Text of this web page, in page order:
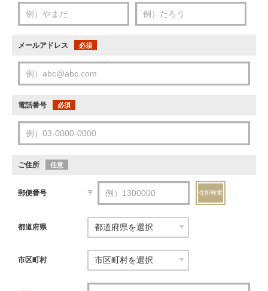
メールアドレス 必須
電話番号 必須
ご住所 任意
郵便番号 〒 住所検索
都道府県
市区町村